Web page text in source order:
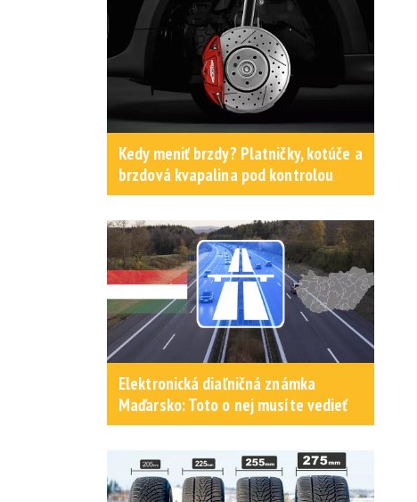
Kedy meniť brzdy? Platničky, kotúče a
brzdová kvapalina pod kontrolou
Elektronická diaľničná známka
Maďarsko: Toto o nej musíte vedieť